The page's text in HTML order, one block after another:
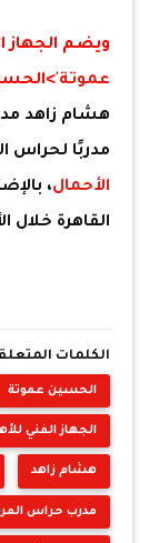
ويضم الجهاز
عموتة
هشام زاهد
مدربًا لحراس
الأحمال،
القاهرة خلال
الكلمات
الحسين عموتة
الجهاز الفني
هشام زاهد
مدرب حراس